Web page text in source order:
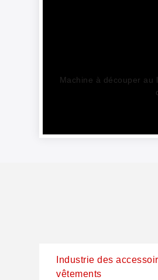
Machine à découper au
Industrie des
vêtements